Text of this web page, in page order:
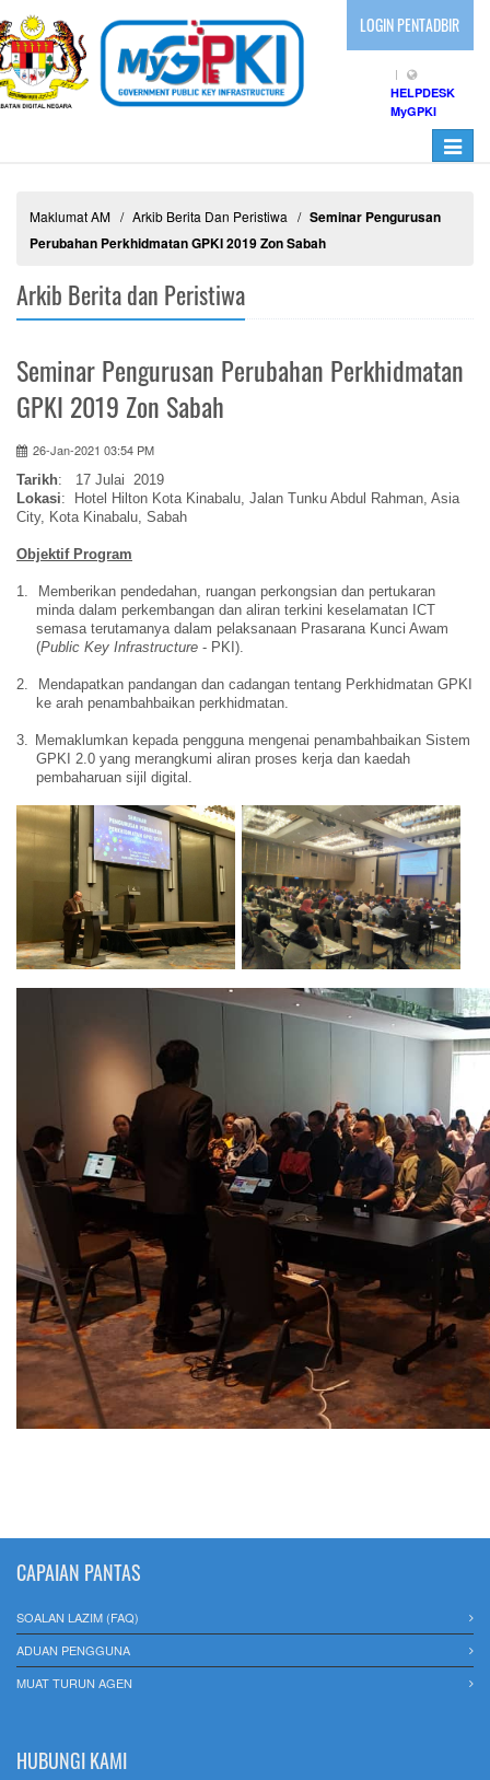
LOGIN PENTADBIR
HELPDESK
MyGPKI
Toggle
Maklumat AM Arkib Berita Dan Peristiwa
Seminar Pengurusan
Perubahan Perkhidmatan GPKI 2019 Zon Sabah
Arkib Berita dan Peristiwa
Seminar Pengurusan Perubahan Perkhidmatan
GPKI 2019 Zon Sabah
26-Jan-2021 03:54 PM
Tarikh: 17 Julai 2019
Lokasi: Hotel Hilton Kota Kinabalu, Jalan Tunku Abdul Rahman, Asia
City, Kota Kinabalu, Sabah
Objektif Program
1.
Memberikan pendedahan, ruangan perkongsian dan pertukaran
minda dalam perkembangan dan aliran terkini keselamatan ICT
semasa terutamanya dalam pelaksanaan Prasarana Kunci Awam
(Public Key Infrastructure - PKI).
2.
Mendapatkan pandangan dan cadangan tentang Perkhidmatan GPKI
ke arah penambahbaikan perkhidmatan.
3. Memaklumkan kepada pengguna mengenai penambahbaikan Sistem
GPKI 2.0 yang merangkumi aliran proses kerja dan kaedah
pembaharuan sijil digital.
CAPAIAN PANTAS
SOALAN LAZIM (FAQ)
ADUAN PENGGUNA
MUAT TURUN AGEN
HUBUNGI KAMI